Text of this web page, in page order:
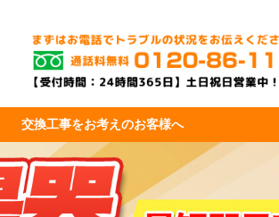
交換工事をお考えのお客様へ